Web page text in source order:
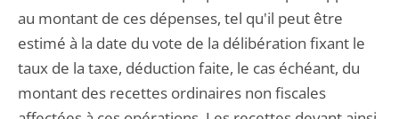
au montant de ces dépenses, tel qu'il peut être
estimé à la date du vote de la délibération fixant le
taux de la taxe, déduction faite, le cas échéant, du
montant des recettes ordinaires non fiscales